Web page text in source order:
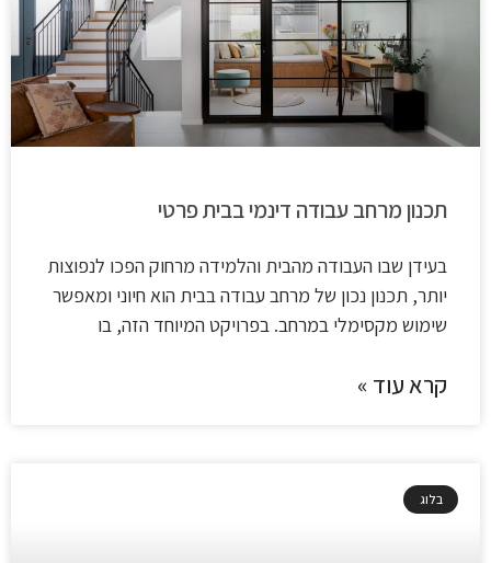
תכנון מרחב עבודה דינמי בבית פרטי
בעידן שבו העבודה מהבית והלמידה מרחוק הפכו לנפוצות
יותר, תכנון נכון של מרחב עבודה בבית הוא חיוני ומאפשר
שימוש מקסימלי במרחב. בפרויקט המיוחד הזה, בו
קרא עוד »
בלוג